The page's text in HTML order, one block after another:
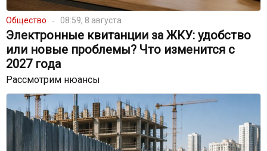
Общество 08:59, 8 августа
Электронные квитанции за ЖКУ: удобство
или новые проблемы? Что изменится с
2027 года
Рассмотрим нюансы